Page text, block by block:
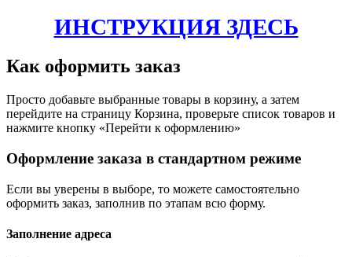
ИНСТРУКЦИЯ ЗДЕСЬ
Как оформить заказ
Просто добавьте выбранные товары в корзину, а затем
перейдите на страницу Корзина, проверьте список товаров и
нажмите кнопку «Перейти к оформлению»
Оформление заказа в стандартном режиме
Если вы уверены в выборе, то можете самостоятельно
оформить заказ, заполнив по этапам всю форму.
Заполнение адреса